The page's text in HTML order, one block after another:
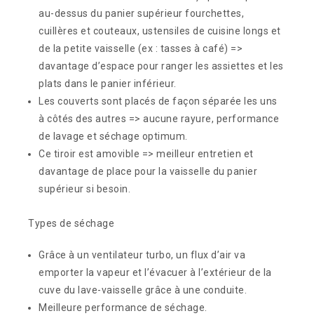
au-dessus du panier supérieur fourchettes,
cuillères et couteaux, ustensiles de cuisine longs et
de la petite vaisselle (ex : tasses à café) =>
davantage d’espace pour ranger les assiettes et les
plats dans le panier inférieur.
Les couverts sont placés de façon séparée les uns
à côtés des autres => aucune rayure, performance
de lavage et séchage optimum.
Ce tiroir est amovible => meilleur entretien et
davantage de place pour la vaisselle du panier
supérieur si besoin.
Types de séchage
Grâce à un ventilateur turbo, un flux d’air va
emporter la vapeur et l’évacuer à l’extérieur de la
cuve du lave-vaisselle grâce à une conduite.
Meilleure performance de séchage.